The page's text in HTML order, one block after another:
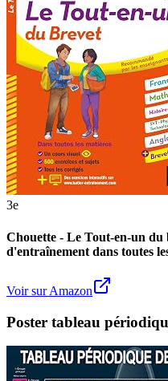
3e
Chouette - Le Tout-en-un du
d'entraînement dans toutes
Voir sur Amazon
Poster tableau